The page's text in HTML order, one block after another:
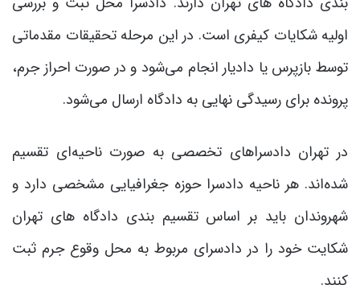
اولیه شکایات کیفری است. در این مرحله تحقیقات مقدماتی
توسط بازپرس یا دادیار انجام می‌شود و در صورت احراز جرم،
پرونده برای رسیدگی نهایی به دادگاه ارسال می‌شود.
در تهران دادسراهای تخصصی به صورت ناحیه‌ای تقسیم
شده‌اند. هر ناحیه دادسرا حوزه جغرافیایی مشخصی دارد و
شهروندان باید بر اساس تقسیم بندی دادگاه های تهران
شکایت خود را در دادسرای مربوط به محل وقوع جرم ثبت
کنند.